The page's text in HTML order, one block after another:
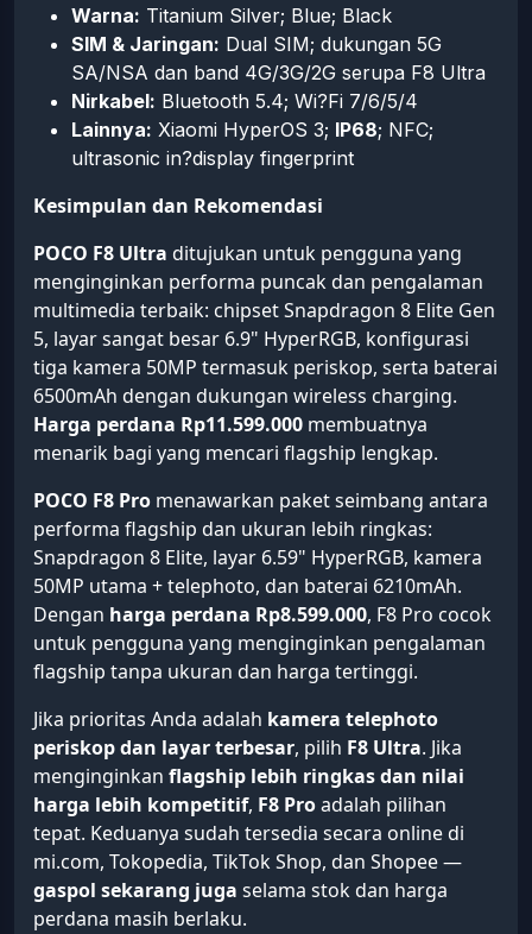
Warna: Titanium Silver; Blue; Black
SIM & Jaringan: Dual SIM; dukungan 5G
SA/NSA dan band 4G/3G/2G serupa F8 Ultra
Nirkabel: Bluetooth 5.4; Wi?Fi 7/6/5/4
Lainnya: Xiaomi HyperOS 3; IP68; NFC;
ultrasonic in?display fingerprint
Kesimpulan dan Rekomendasi
POCO F8 Ultra ditujukan untuk pengguna yang
menginginkan performa puncak dan pengalaman
multimedia terbaik: chipset Snapdragon 8 Elite Gen
5, layar sangat besar 6.9" HyperRGB, konfigurasi
tiga kamera 50MP termasuk periskop, serta baterai
6500mAh dengan dukungan wireless charging.
Harga perdana Rp11.599.000 membuatnya
menarik bagi yang mencari flagship lengkap.
POCO F8 Pro menawarkan paket seimbang antara
performa flagship dan ukuran lebih ringkas:
Snapdragon 8 Elite, layar 6.59" HyperRGB, kamera
50MP utama + telephoto, dan baterai 6210mAh.
Dengan harga perdana Rp8.599.000, F8 Pro cocok
untuk pengguna yang menginginkan pengalaman
flagship tanpa ukuran dan harga tertinggi.
Jika prioritas Anda adalah kamera telephoto
periskop dan layar terbesar, pilih F8 Ultra. Jika
menginginkan flagship lebih ringkas dan nilai
harga lebih kompetitif, F8 Proadalah pilihan
tepat. Keduanya sudah tersedia secara online di
mi.com, Tokopedia, TikTok Shop, dan Shopee —
gaspol sekarang juga selama stok dan harga
perdana masih berlaku.